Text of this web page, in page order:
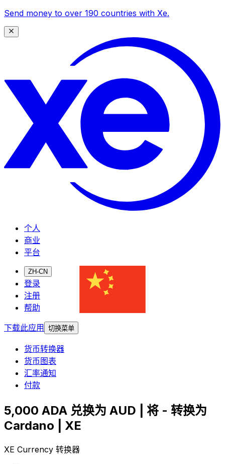
Send money to over 190 countries with Xe.
个人
商业
平台
ZH-CN
登录
注册
帮助
下载此应用
切换菜单
货币转换器
货币图表
汇率通知
付款
5,000 ADA 兑换为 AUD | 将 - 转换为
Cardano | XE
XE Currency 转换器